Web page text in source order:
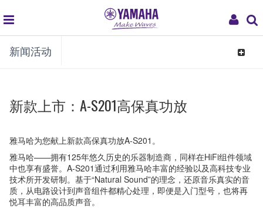
My
global
navigation
新闻活动
Toggle
新款上市：A-S201高保真功放
雅马哈为您献上新款高保真功放A-S201。
雅马哈——拥有125年悠久历史的乐器制造商，同样在HiFi组件领域
中也享有盛誉。A-S201通过利用雅马哈丰富的经验以及高科技专业
技术所开发研制。基于“Natural Sound”的理念，还原音乐真实的音
质，从电路设计到声音组件都精心处理，即便是入门型号，也将再
悦耳丰富的高品质声音。